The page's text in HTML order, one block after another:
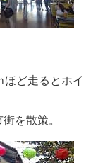
ほど走るとホイ
を散策。